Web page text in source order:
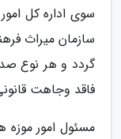
سوی اداره کل
سازمان میراث
گردد و هر نوع
فاقد وجاهت
مسئول امور موزه